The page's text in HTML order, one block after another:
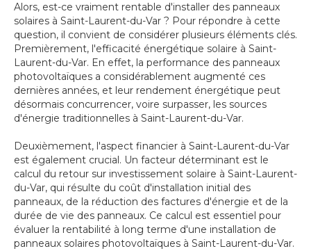
Alors, est-ce vraiment rentable d'installer des panneaux
solaires à Saint-Laurent-du-Var ? Pour répondre à cette
question, il convient de considérer plusieurs éléments clés.
Premièrement, l'efficacité énergétique solaire à Saint-
Laurent-du-Var. En effet, la performance des panneaux
photovoltaïques a considérablement augmenté ces
dernières années, et leur rendement énergétique peut
désormais concurrencer, voire surpasser, les sources
d'énergie traditionnelles à Saint-Laurent-du-Var.
Deuxièmement, l'aspect financier à Saint-Laurent-du-Var
est également crucial. Un facteur déterminant est le
calcul du retour sur investissement solaire à Saint-Laurent-
du-Var, qui résulte du coût d'installation initial des
panneaux, de la réduction des factures d'énergie et de la
durée de vie des panneaux. Ce calcul est essentiel pour
évaluer la rentabilité à long terme d'une installation de
panneaux solaires photovoltaïques à Saint-Laurent-du-Var.